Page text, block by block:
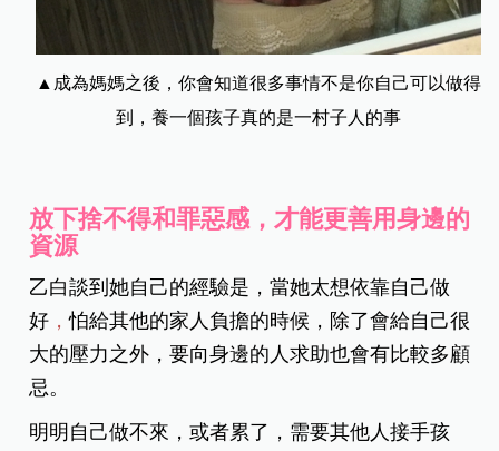
▲成為媽媽之後，你會知道很多事情不是你自己可以做得
到，養一個孩子真的是一村子人的事
放下捨不得和罪惡感，才能更善用身邊的
資源
乙白談到她自己的經驗是，當她太想依靠自己做
好 ，怕給其他的家人負擔的時候，除了會給自己很
大的壓力之外，要向身邊的人求助也會有比較多顧
忌。
明明自己做不來，或者累了，需要其他人接手孩